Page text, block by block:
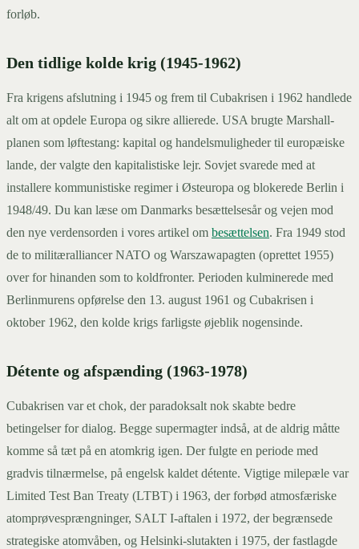
forløb.
Den tidlige kolde krig (1945-1962)
Fra krigens afslutning i 1945 og frem til Cubakrisen i 1962 handlede
alt om at opdele Europa og sikre allierede. USA brugte Marshall-
planen som løftestang: kapital og handelsmuligheder til europæiske
lande, der valgte den kapitalistiske lejr. Sovjet svarede med at
installere kommunistiske regimer i Østeuropa og blokerede Berlin i
1948/49. Du kan læse om Danmarks besættelsesår og vejen mod
den nye verdensorden i vores artikel om besættelsen. Fra 1949 stod
de to militæralliancer NATO og Warszawapagten (oprettet 1955)
over for hinanden som to koldfronter. Perioden kulminerede med
Berlinmurens opførelse den 13. august 1961 og Cubakrisen i
oktober 1962, den kolde krigs farligste øjeblik nogensinde.
Détente og afspænding (1963-1978)
Cubakrisen var et chok, der paradoksalt nok skabte bedre
betingelser for dialog. Begge supermagter indså, at de aldrig måtte
komme så tæt på en atomkrig igen. Der fulgte en periode med
gradvis tilnærmelse, på engelsk kaldet détente. Vigtige milepæle var
Limited Test Ban Treaty (LTBT) i 1963, der forbød atmosfæriske
atomprøvesprængninger, SALT I-aftalen i 1972, der begrænsede
strategiske atomvåben, og Helsinki-slutakten i 1975, der fastlagde